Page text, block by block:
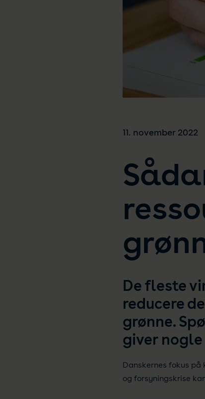
11. november 2022
De fleste
reducere
grønne.
giver
Danskernes fokus på
og forsyningskrise